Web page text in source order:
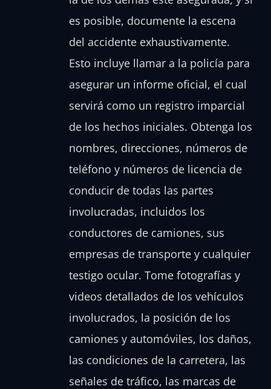
es posible, documente la escena
del accidente exhaustivamente.
Esto incluye llamar a la policía para
asegurar un informe oficial, el cual
servirá como un registro imparcial
de los hechos iniciales. Obtenga los
nombres, direcciones, números de
teléfono y números de licencia de
conducir de todas las partes
involucradas, incluidos los
conductores de camiones, sus
empresas de transporte y cualquier
testigo ocular. Tome fotografías y
videos detallados de los vehículos
involucrados, la posición de los
camiones y automóviles, los daños,
las condiciones de la carretera, las
señales de tráfico, las marcas de